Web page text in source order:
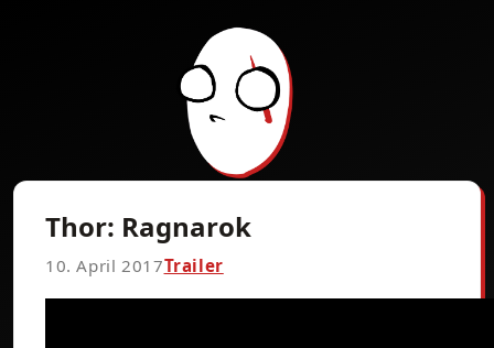
Thor: Ragnarok
10. April 2017Trailer